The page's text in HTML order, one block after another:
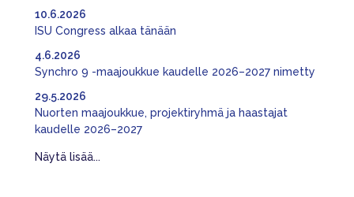
ISU Congress alkaa tänään
10.6.2026
Synchro 9 -maajoukkue kaudelle 2026–2027 nimetty
4.6.2026
Nuorten maajoukkue, projektiryhmä ja haastajat
kaudelle 2026–2027
29.5.2026
Näytä lisää...